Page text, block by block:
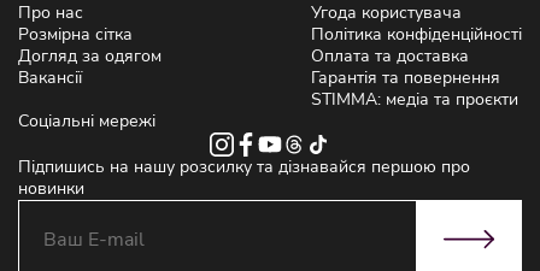
Про нас
Розмірна сітка
Догляд за одягом
Вакансії
Угода користувача
Політика конфіденційності
Оплата та доставка
Гарантія та повернення
STIMMA: медіа та проєкти
Соціальні мережі
Підпишись на нашу розсилку та дізнавайся першою про
новинки